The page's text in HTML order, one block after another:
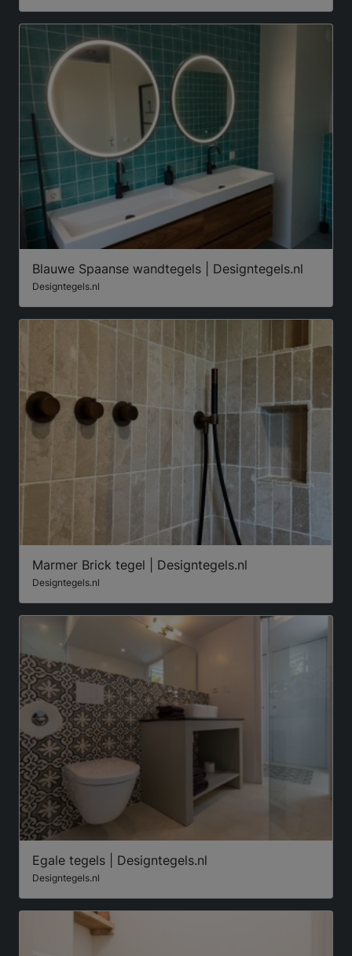
Blauwe Spaanse wandtegels | Designtegels.nl
Designtegels.nl
Marmer Brick tegel | Designtegels.nl
Designtegels.nl
Egale tegels | Designtegels.nl
Designtegels.nl